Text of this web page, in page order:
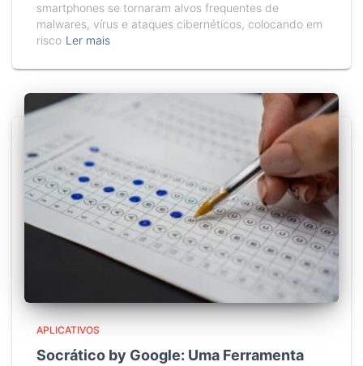
smartphones se tornaram alvos frequentes de
malwares, vírus e ataques cibernéticos, colocando em
risco Ler mais
APLICATIVOS
Socrático by Google: Uma Ferramenta